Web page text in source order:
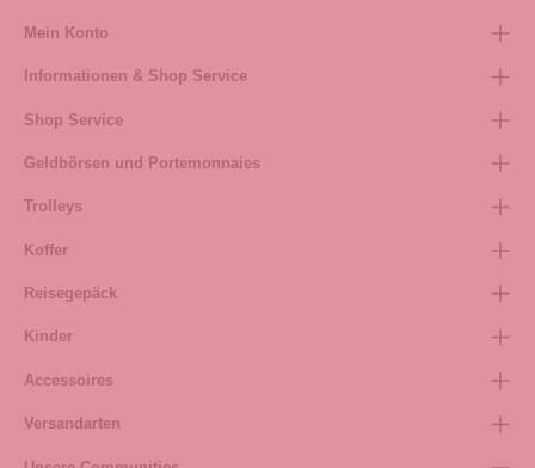
Mein Konto
Informationen & Shop Service
Shop Service
Geldbörsen und Portemonnaies
Trolleys
Koffer
Reisegepäck
Kinder
Accessoires
Versandarten